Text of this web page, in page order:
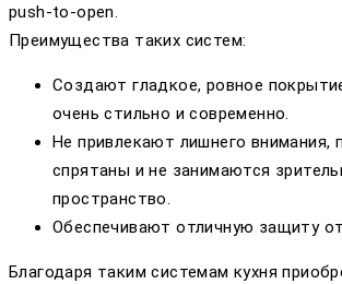
push-to-open.
Преимущества таких систем:
Создают гладкое, ровное
очень стильно и современно.
Не привлекают лишнего внимания,
спрятаны и не занимаются
пространство.
Обеспечивают отличную защиту
Благодаря таким системам кухня